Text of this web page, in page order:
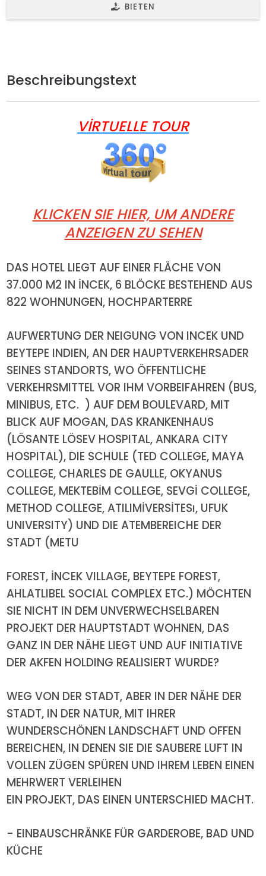
BIETEN
Beschreibungstext
VİRTUELLE TOUR
KLICKEN SIE HIER, UM ANDERE
ANZEIGEN ZU SEHEN
DAS HOTEL LIEGT AUF EINER FLÄCHE VON
37.000 M2 IN İNCEK, 6 BLÖCKE BESTEHEND AUS
822 WOHNUNGEN, HOCHPARTERRE
AUFWERTUNG DER NEIGUNG VON INCEK UND
BEYTEPE INDIEN, AN DER HAUPTVERKEHRSADER
SEINES STANDORTS, WO ÖFFENTLICHE
VERKEHRSMITTEL VOR IHM VORBEIFAHREN (BUS,
MINIBUS, ETC. ) AUF DEM BOULEVARD, MIT
BLICK AUF MOGAN, DAS KRANKENHAUS
(LÖSANTE LÖSEV HOSPITAL, ANKARA CITY
HOSPITAL), DIE SCHULE (TED COLLEGE, MAYA
COLLEGE, CHARLES DE GAULLE, OKYANUS
COLLEGE, MEKTEBİM COLLEGE, SEVGİ COLLEGE,
METHOD COLLEGE, ATILIMİVERSİTESı, UFUK
UNIVERSITY) UND DIE ATEMBEREICHE DER
STADT (METU
FOREST, İNCEK VILLAGE, BEYTEPE FOREST,
AHLATLIBEL SOCIAL COMPLEX ETC.) MÖCHTEN
SIE NICHT IN DEM UNVERWECHSELBAREN
PROJEKT DER HAUPTSTADT WOHNEN, DAS
GANZ IN DER NÄHE LIEGT UND AUF INITIATIVE
DER AKFEN HOLDING REALISIERT WURDE?
WEG VON DER STADT, ABER IN DER NÄHE DER
STADT, IN DER NATUR, MIT IHRER
WUNDERSCHÖNEN LANDSCHAFT UND OFFEN
BEREICHEN, IN DENEN SIE DIE SAUBERE LUFT IN
VOLLEN ZÜGEN SPÜREN UND IHREM LEBEN EINEN
MEHRWERT VERLEIHEN
EIN PROJEKT, DAS EINEN UNTERSCHIED MACHT.
- EINBAUSCHRÄNKE FÜR GARDEROBE, BAD UND
KÜCHE